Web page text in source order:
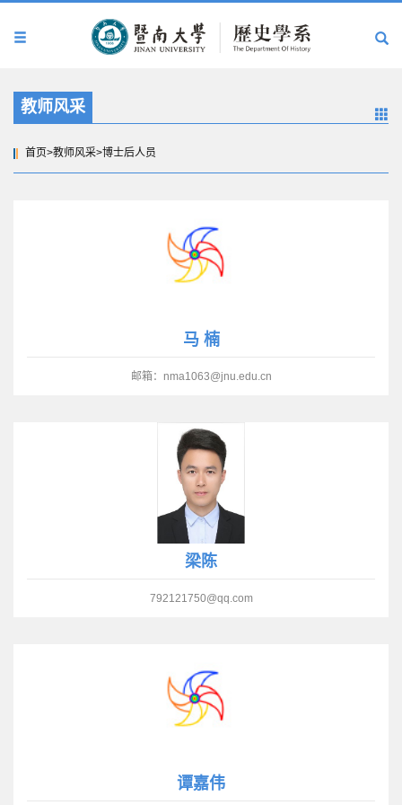
教师风采
首页>教师风采>博士后人员
马 楠
邮箱：nma1063@jnu.edu.cn
梁陈
792121750@qq.com
谭嘉伟